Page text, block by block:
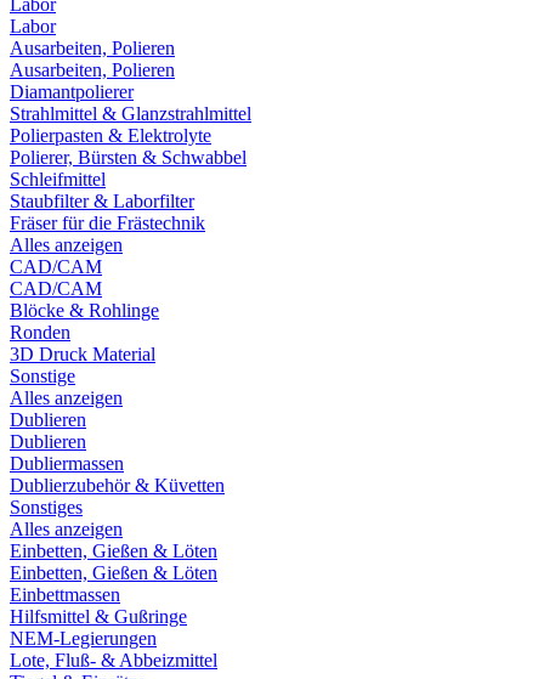
Labor
Labor
Ausarbeiten, Polieren
Ausarbeiten, Polieren
Diamantpolierer
Strahlmittel & Glanzstrahlmittel
Polierpasten & Elektrolyte
Polierer, Bürsten & Schwabbel
Schleifmittel
Staubfilter & Laborfilter
Fräser für die Frästechnik
Alles anzeigen
CAD/CAM
CAD/CAM
Blöcke & Rohlinge
Ronden
3D Druck Material
Sonstige
Alles anzeigen
Dublieren
Dublieren
Dubliermassen
Dublierzubehör & Küvetten
Sonstiges
Alles anzeigen
Einbetten, Gießen & Löten
Einbetten, Gießen & Löten
Einbettmassen
Hilfsmittel & Gußringe
NEM-Legierungen
Lote, Fluß- & Abbeizmittel